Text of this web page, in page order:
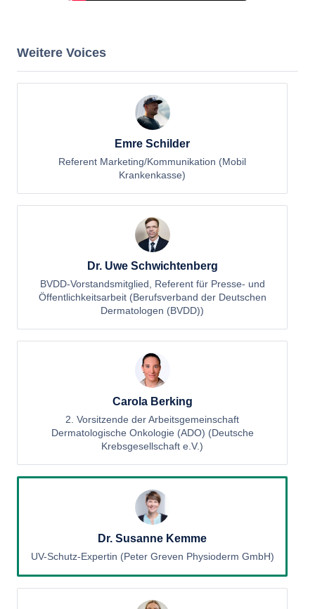
Weitere Voices
Emre Schilder
Referent Marketing/Kommunikation (Mobil
Krankenkasse)
Dr. Uwe Schwichtenberg
BVDD-Vorstandsmitglied, Referent für Presse- und
Öffentlichkeitsarbeit (Berufsverband der Deutschen
Dermatologen (BVDD))
Carola Berking
2. Vorsitzende der Arbeitsgemeinschaft
Dermatologische Onkologie (ADO) (Deutsche
Krebsgesellschaft e.V.)
Dr. Susanne Kemme
UV-Schutz-Expertin (Peter Greven Physioderm GmbH)